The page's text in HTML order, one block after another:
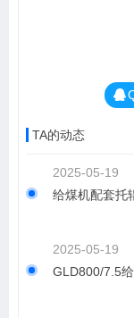
TA的动态
2025-05-19
给煤机配套托
2025-05-19
GLD800/7.5